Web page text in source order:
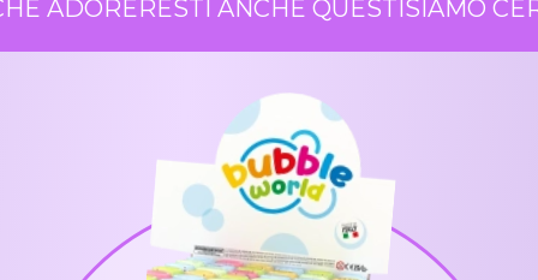
ADORERESTI ANCHE QUESTISIAMO